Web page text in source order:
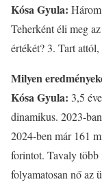
Kósa Gyula:
Teherként éli meg
értékét? 3. Tart
Milyen
Kósa Gyula: 3,5
dinamikus. 2023-
2024-ben már 161
forintot. Tavaly több
folyamatosan nő az